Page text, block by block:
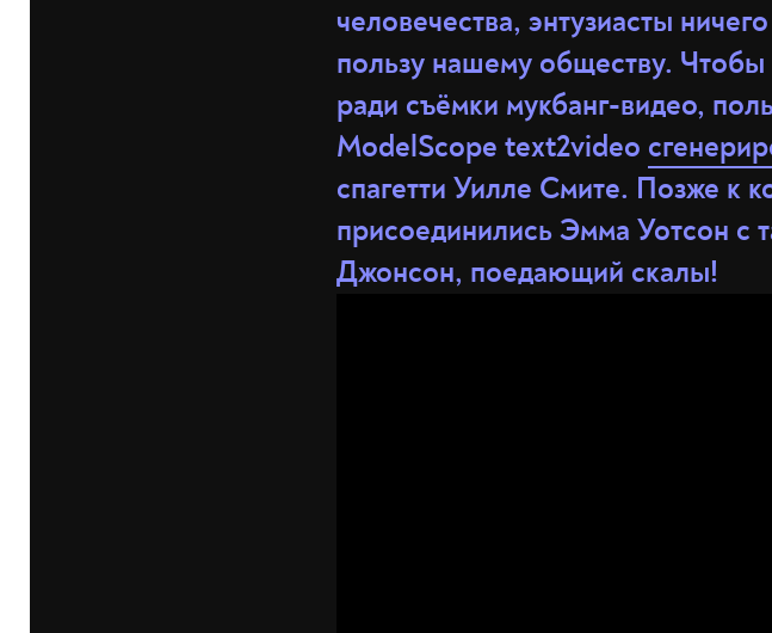
человечества, энтузиасты
пользу нашему обществу.
ради съёмки мукбанг-видео,
ModelScope text2video
спагетти Уилле Смите. Позже к
присоединились Эмма Уотсон с
Джонсон, поедающий скалы!